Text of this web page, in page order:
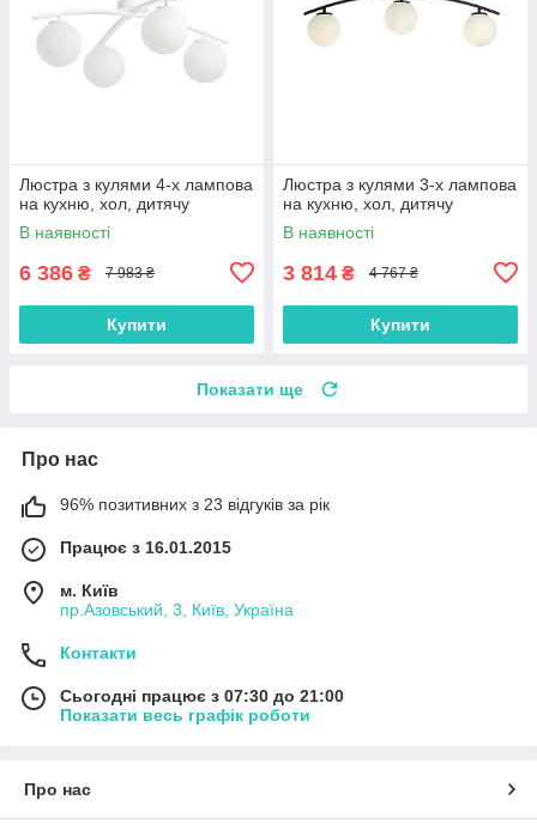
Люстра з кулями 4-х лампова
на кухню, хол, дитячу
В наявності
6 386 ₴ 7 983 ₴
Купити
Люстра з кулями 3-х лампова
на кухню, хол, дитячу
В наявності
3 814 ₴ 4 767 ₴
Купити
Показати ще
Про нас
96% позитивних з 23 відгуків за рік
Працює з 16.01.2015
м. Київ
пр.Азовський, 3, Київ, Україна
Контакти
Сьогодні працює з 07:30 до 21:00
Показати весь графік роботи
Про нас